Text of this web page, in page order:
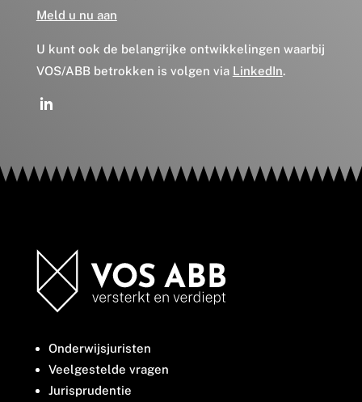
Meld u nu aan
U kunt ook de belangrijke ontwikkelingen waarbij
VOS/ABB betrokken is volgen via LinkedIn.
Onderwijsjuristen
Veelgestelde vragen
Jurisprudentie